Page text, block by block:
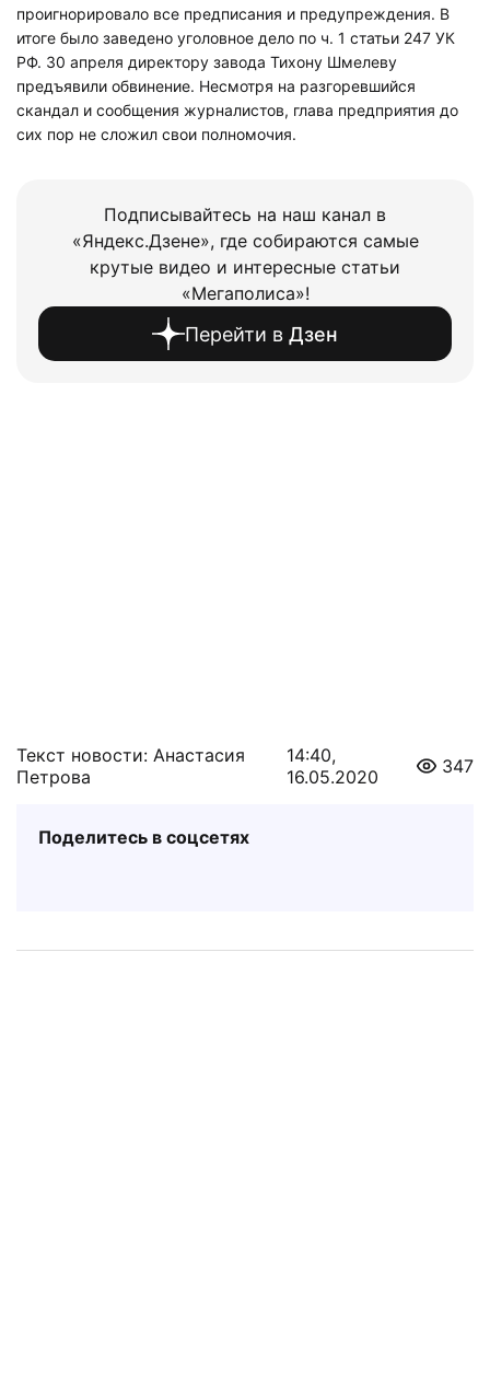
проигнорировало все предписания и предупреждения. В
итоге было заведено уголовное дело по ч. 1 статьи 247 УК
РФ. 30 апреля директору завода Тихону Шмелеву
предъявили обвинение. Несмотря на разгоревшийся
скандал и сообщения журналистов, глава предприятия до
сих пор не сложил свои полномочия.
Подписывайтесь на наш канал в
«Яндекс.Дзене», где собираются самые
крутые видео и интересные статьи
«Мегаполиса»!
Перейти в Дзен
Текст новости: Анастасия
Петрова
14:40,
16.05.2020
347
Поделитесь в соцсетях